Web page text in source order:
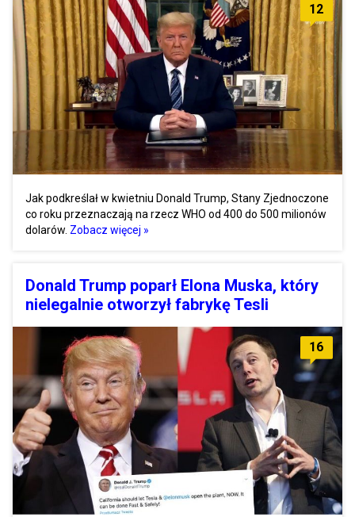
12
Jak podkreślał w kwietniu Donald Trump, Stany Zjednoczone
co roku przeznaczają na rzecz WHO od 400 do 500 milionów
dolarów. Zobacz więcej »
Donald Trump poparł Elona Muska, który
nielegalnie otworzył fabrykę Tesli
16